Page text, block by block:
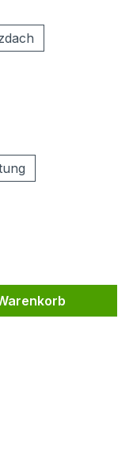
zurzeit nicht verfügbar.)